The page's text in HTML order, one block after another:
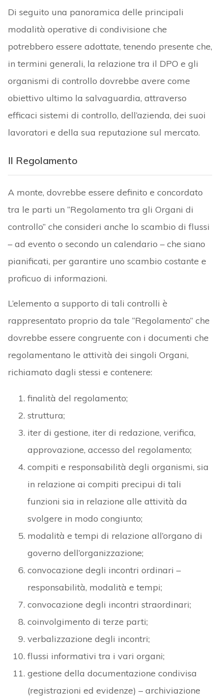
Di seguito una panoramica delle principali
modalità operative di condivisione che
potrebbero essere adottate, tenendo presente che,
in termini generali, la relazione tra il DPO e gli
organismi di controllo dovrebbe avere come
obiettivo ultimo la salvaguardia, attraverso
efficaci sistemi di controllo, dell’azienda, dei suoi
lavoratori e della sua reputazione sul mercato.
Il Regolamento
A monte, dovrebbe essere definito e concordato
tra le parti un “Regolamento tra gli Organi di
controllo” che consideri anche lo scambio di flussi
– ad evento o secondo un calendario – che siano
pianificati, per garantire uno scambio costante e
proficuo di informazioni.
L’elemento a supporto di tali controlli è
rappresentato proprio da tale “Regolamento” che
dovrebbe essere congruente con i documenti che
regolamentano le attività dei singoli Organi,
richiamato dagli stessi e contenere:
finalità del regolamento;
struttura;
iter di gestione, iter di redazione, verifica,
approvazione, accesso del regolamento;
compiti e responsabilità degli organismi, sia
in relazione ai compiti precipui di tali
funzioni sia in relazione alle attività da
svolgere in modo congiunto;
modalità e tempi di relazione all’organo di
governo dell’organizzazione;
convocazione degli incontri ordinari –
responsabilità, modalità e tempi;
convocazione degli incontri straordinari;
coinvolgimento di terze parti;
verbalizzazione degli incontri;
flussi informativi tra i vari organi;
gestione della documentazione condivisa
(registrazioni ed evidenze) – archiviazione